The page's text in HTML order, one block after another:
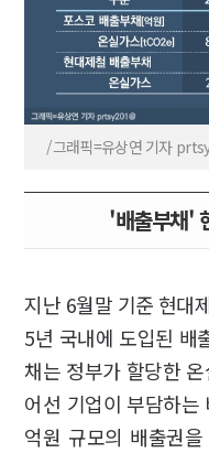
/그래픽=유상연 기자
'배출부채'
지난 6월말 기준 현대
5년 국내에 도입된 배
채는 정부가 할당한
어선 기업이 부담하
억원 규모의 배출권